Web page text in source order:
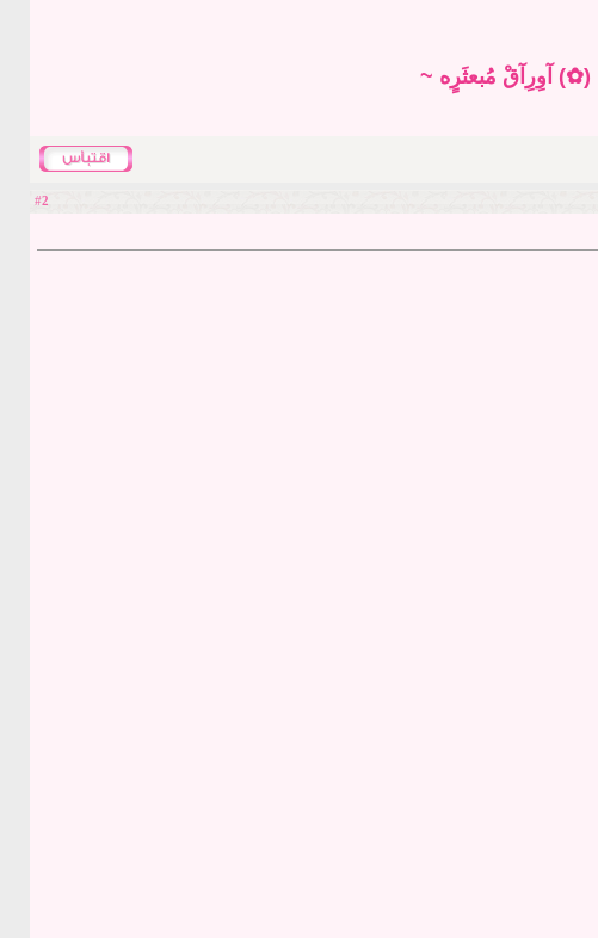
(✿) آوِرِآقْ مُبعثَرٍه ~
2